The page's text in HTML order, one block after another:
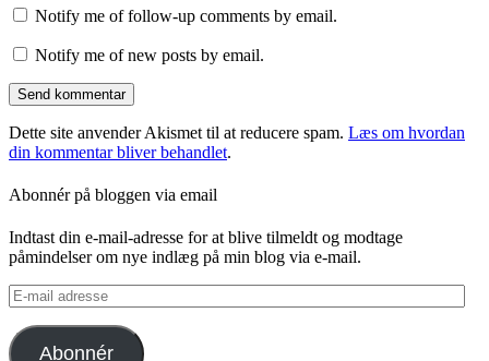
Notify me of follow-up comments by email.
Notify me of new posts by email.
Dette site anvender Akismet til at reducere spam. Læs om hvordan
din kommentar bliver behandlet.
Abonnér på bloggen via email
Indtast din e-mail-adresse for at blive tilmeldt og modtage
påmindelser om nye indlæg på min blog via e-mail.
E-
mail
adresse
Abonnér